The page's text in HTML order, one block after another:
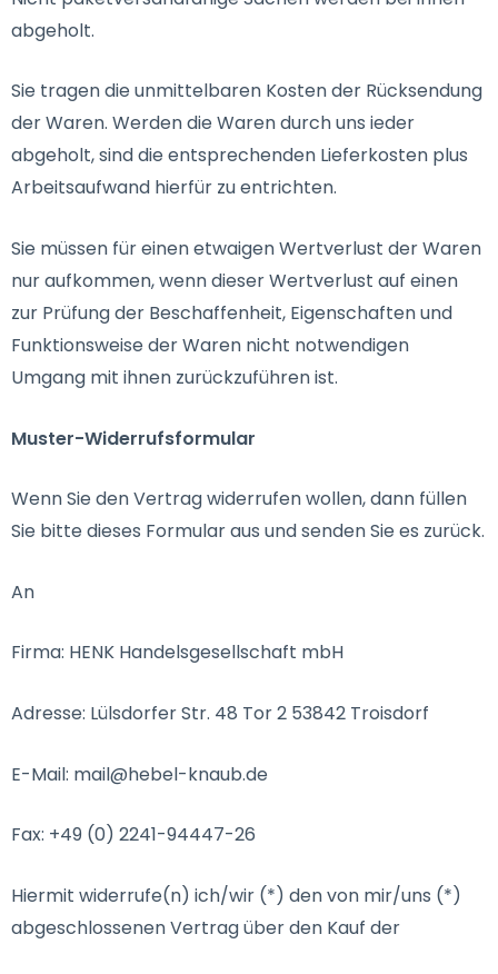
abgeholt.
Sie tragen die unmittelbaren Kosten der Rücksendung
der Waren. Werden die Waren durch uns ieder
abgeholt, sind die entsprechenden Lieferkosten plus
Arbeitsaufwand hierfür zu entrichten.
Sie müssen für einen etwaigen Wertverlust der Waren
nur aufkommen, wenn dieser Wertverlust auf einen
zur Prüfung der Beschaffenheit, Eigenschaften und
Funktionsweise der Waren nicht notwendigen
Umgang mit ihnen zurückzuführen ist.
Muster-Widerrufsformular
Wenn Sie den Vertrag widerrufen wollen, dann füllen
Sie bitte dieses Formular aus und senden Sie es zurück.
An
Firma: HENK Handelsgesellschaft mbH
Adresse: Lülsdorfer Str. 48 Tor 2 53842 Troisdorf
E-Mail: mail@hebel-knaub.de
Fax: +49 (0) 2241-94447-26
Hiermit widerrufe(n) ich/wir (*) den von mir/uns (*)
abgeschlossenen Vertrag über den Kauf der